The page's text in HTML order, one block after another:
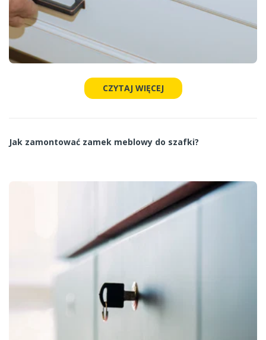
CZYTAJ WIĘCEJ
Jak zamontować zamek meblowy do szafki?